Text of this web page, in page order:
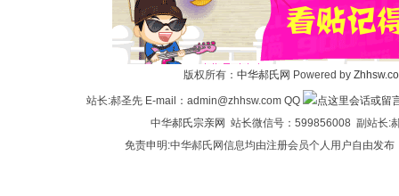
版权所有： 中华郝氏网 Powered by
站长:郝圣先 E-mail：admin@zhhsw.com QQ
中华郝氏宗亲网 站长微信号：599856008 副站长:
免责申明:中华郝氏网信息均由注册会员个人用户自由发